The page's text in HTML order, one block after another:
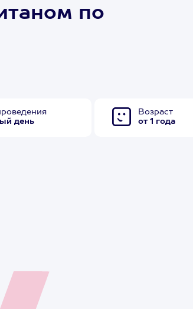
по
день
Возраст
от 1 года